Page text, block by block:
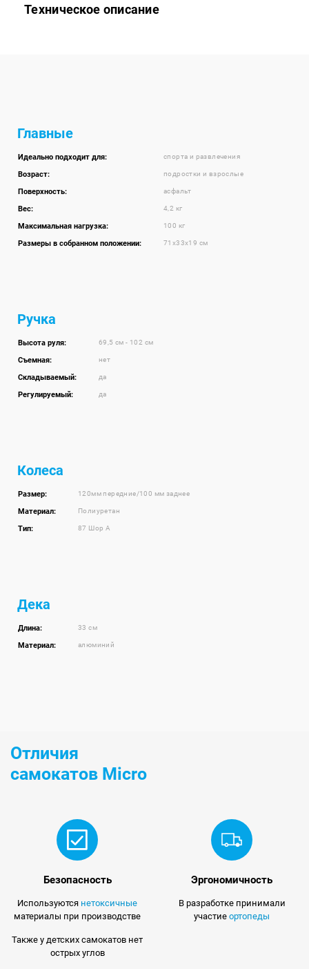
Техническое описание
Главные
Идеально подходит для: спорта и развлечения
Возраст: подростки и взрослые
Поверхность: асфальт
Вес: 4,2 кг
Максимальная нагрузка: 100 кг
Размеры в собранном положении: 71х33х19 см
Ручка
Высота руля: 69,5 см - 102 см
Съемная: нет
Складываемый: да
Регулируемый: да
Колеса
Размер: 120мм передние/100 мм заднее
Материал: Полиуретан
Тип: 87 Шор А
Дека
Длина: 33 см
Материал: алюминий
Отличия
самокатов Micro
Безопасность
Используются нетоксичные
материалы при производстве
Также у детских самокатов нет
острых углов
Эргономичность
В разработке принимали
участие ортопеды